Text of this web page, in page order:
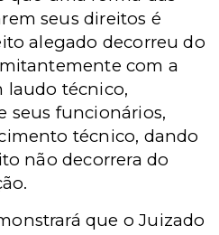
seus direitos é
alegado decorreu do
com a
laudo técnico,
seus funcionários,
técnico, dando
não decorrera do
que o Juizado